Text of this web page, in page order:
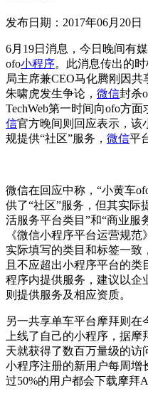
发布日期： 2017年06月20日
6月19日消息，今日晚间有
ofo小程序。此消息传出的
局主席兼CEO马化腾刚因
朱啸虎发生争论， 微信封杀
TechWeb第一时间向ofo方
信官方晚间则回应表示，该
规提供“社区”服务， 微信平
微信在回应中称，“小黄车
供了“社区”服务，但其实际
活服务平台类目”和“商业服
《微信小程序平台运营规
实际填写的类目和标签一致
且不应超出小程序平台的
程序内提供服务，建议以企
则提供服务及相应资质。
另一共享单车平台摩拜则在
上线了自己的小程序，据
天就获得了数百万量级的访
小程序注册的新用户每周增
过50%的用户都会下载摩拜